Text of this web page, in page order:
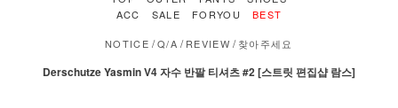
ACC
SALE FORYOU BEST
NOTICE /Q/A /REVIEW /찾아주세요
Derschutze Yasmin V4 자수 반팔 티셔츠 #2 [스트릿 편집샵 람스]